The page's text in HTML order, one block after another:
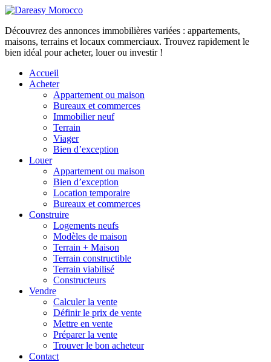
Découvrez des annonces immobilières variées : appartements,
maisons, terrains et locaux commerciaux. Trouvez rapidement le
bien idéal pour acheter, louer ou investir !
Accueil
Acheter
Appartement ou maison
Bureaux et commerces
Immobilier neuf
Terrain
Viager
Bien d’exception
Louer
Appartement ou maison
Bien d’exception
Location temporaire
Bureaux et commerces
Construire
Logements neufs
Modèles de maison
Terrain + Maison
Terrain constructible
Terrain viabilisé
Constructeurs
Vendre
Calculer la vente
Définir le prix de vente
Mettre en vente
Préparer la vente
Trouver le bon acheteur
Contact